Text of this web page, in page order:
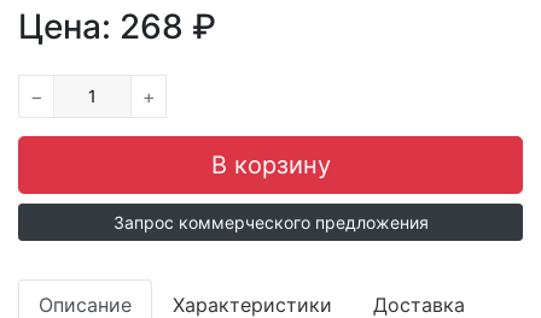
Цена: 268 ₽
− +
Запрос коммерческого предложения
Описание Характеристики Доставка